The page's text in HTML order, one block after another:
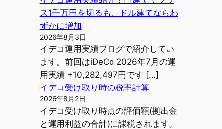
ス1千万円を切るも、ドル建てならわ
ずかに増加
2026年8月3日
イデコ運用実績ブログで紹介してい
ます。前回はiDeCo 2026年7月の運
用実績 +10,282,497円です […]
イデコ受け取り時の税率計算
2026年8月2日
イデコ受け取り時点の評価額(拠出金
と運用利益の合計)に課税されます。